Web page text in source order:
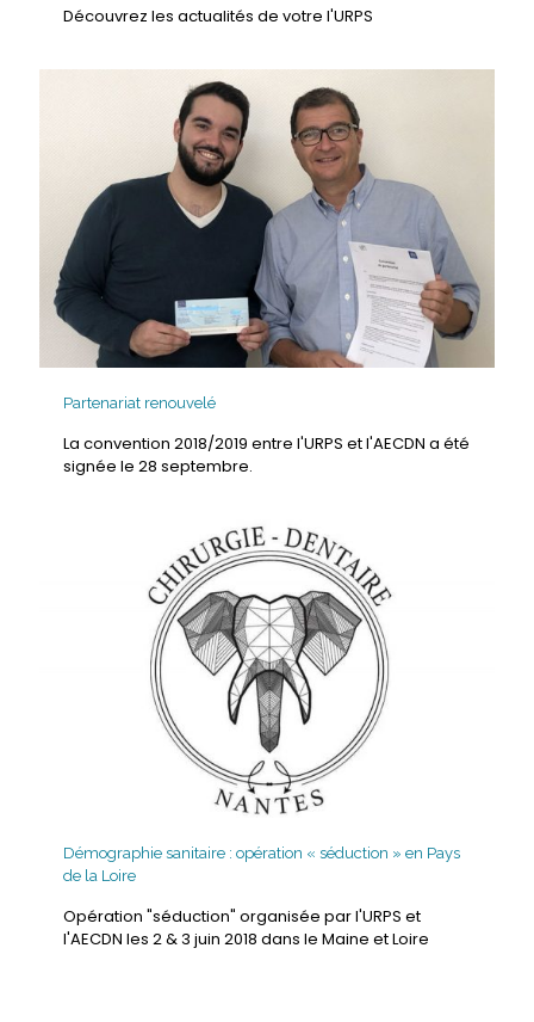
Découvrez les actualités de votre l'URPS
Partenariat renouvelé
La convention 2018/2019 entre l'URPS et l'AECDN a été
signée le 28 septembre.
Démographie sanitaire : opération « séduction » en Pays
de la Loire
Opération "séduction" organisée par l'URPS et
l'AECDN les 2 & 3 juin 2018 dans le Maine et Loire